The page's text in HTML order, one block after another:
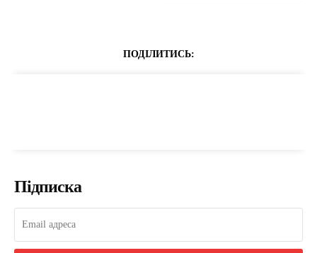
ПОДІЛИТИСЬ:
Підписка